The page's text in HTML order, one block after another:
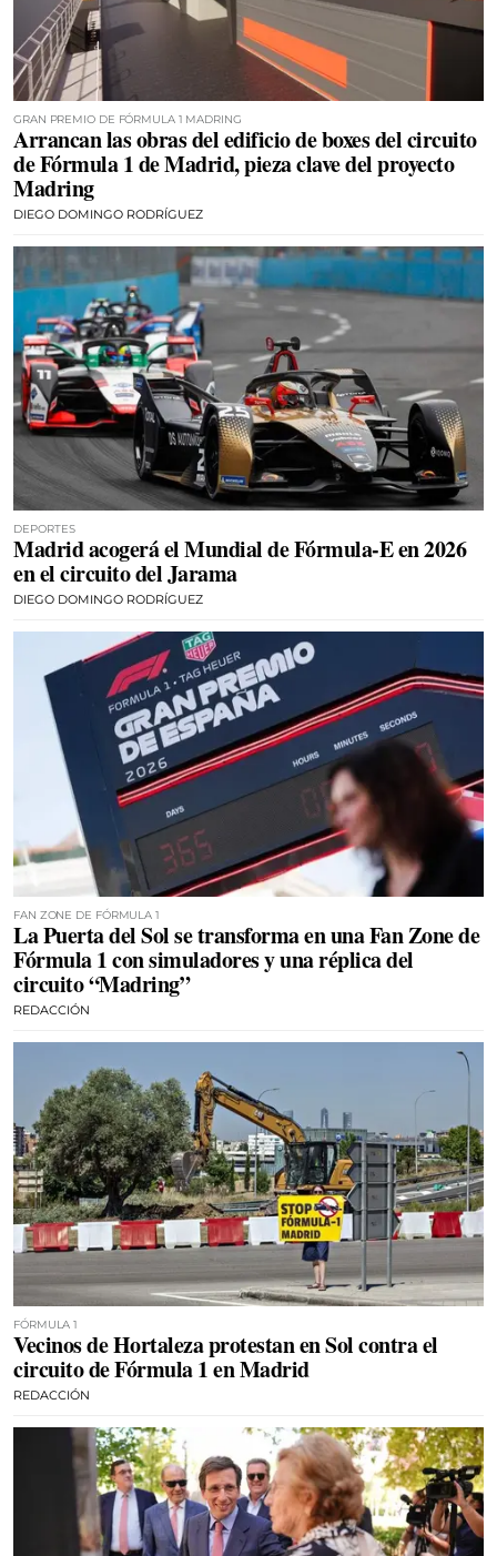
GRAN PREMIO DE FÓRMULA 1 MADRING
Arrancan las obras del edificio de boxes del circuito
de Fórmula 1 de Madrid, pieza clave del proyecto
Madring
DIEGO DOMINGO RODRÍGUEZ
DEPORTES
Madrid acogerá el Mundial de Fórmula-E en 2026
en el circuito del Jarama
DIEGO DOMINGO RODRÍGUEZ
FAN ZONE DE FÓRMULA 1
La Puerta del Sol se transforma en una Fan Zone de
Fórmula 1 con simuladores y una réplica del
circuito “Madring”
REDACCIÓN
FÓRMULA 1
Vecinos de Hortaleza protestan en Sol contra el
circuito de Fórmula 1 en Madrid
REDACCIÓN